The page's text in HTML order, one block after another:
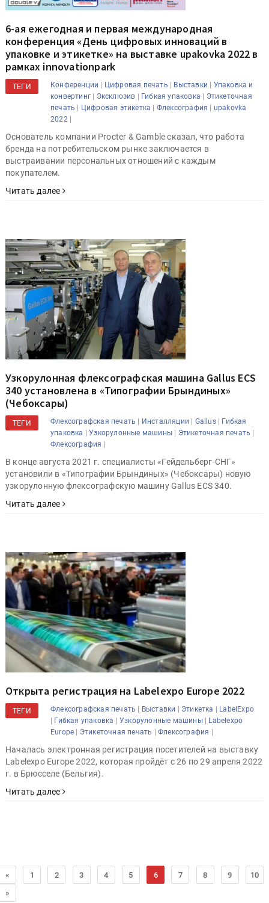
6-ая ежегодная и первая международная
конференция «День цифровых инноваций в
упаковке и этикетке» на выставке upakovka 2022 в
рамках innovationpark
ТЕГИ Конференции | Цифровая печать | Выставки | Упаковка и
конвертинг | Эксклюзив | Гибкая упаковка | Этикеточная
печать | Цифровая этикетка | Флексография | upakovka
2022 |
Основатель компании Procter & Gamble сказал, что работа
бренда на потребительском рынке заключается в
выстраивании персональных отношений с каждым
покупателем.
Читать далее
Узкорулонная флексографская машина Gallus ECS
340 установлена в «Типографии Брындиных»
(Чебоксары)
ТЕГИ Флексографская печать | Инсталляции | Gallus| Гибкая
упаковка |Узкорулонные машины | Этикеточная печать |
Флексография |
В конце августа 2021 г. специалисты «Гейдельберг-СНГ»
установили в «Типографии Брындиных» (Чебоксары) новую
узкорулонную флексографскую машину Gallus ECS 340.
Читать далее
Открыта регистрация на Labelexpo Europe 2022
ТЕГИ Флексографская печать | Выставки | Этикетка | LabelExpo
| Гибкая упаковка |Узкорулонные машины| Labelexpo
Europe | Этикеточная печать |Флексография |
Началась электронная регистрация посетителей на выставку
Labelexpo Europe 2022, которая пройдёт с 26 по 29 апреля 2022
г. в Брюсселе (Бельгия).
Читать далее
« 1 2 3 4 5 6 7 8 9
10
»